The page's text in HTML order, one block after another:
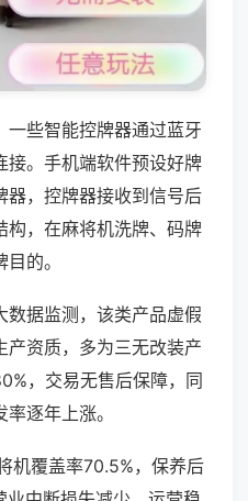
一些智能控牌器通过蓝牙
接。手机端软件预设好牌
器，控牌器接收到信号后
构，在麻将机洗牌、码牌
的。
数据监测，该类产品虚假
产资质，多为三无改装产
，交易无售后保障，同
逐年上涨。
机覆盖率70.5%，保养后